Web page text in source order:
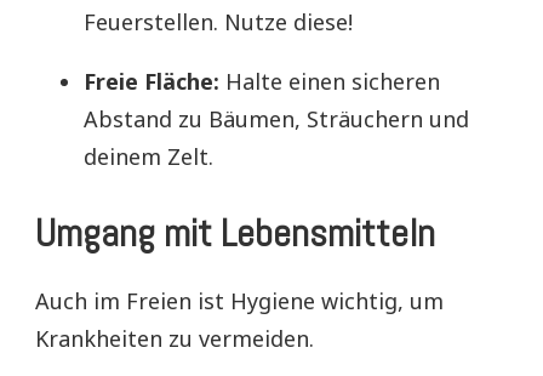
Feuerstellen. Nutze diese!
Freie Fläche: Halte einen sicheren
Abstand zu Bäumen, Sträuchern und
deinem Zelt.
Umgang mit Lebensmitteln
Auch im Freien ist Hygiene wichtig, um
Krankheiten zu vermeiden.